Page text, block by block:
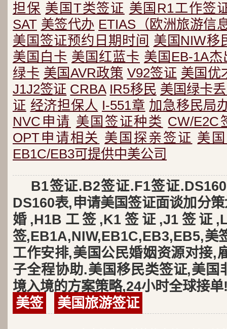
担保 美国T类签证 美国R1工作签
SAT 美签代办 ETIAS（欧洲旅游信
美国签证预约日期时间 美国NIW移
美国白卡 美国红蓝卡 美国EB-1A
绿卡 美国AVR政策 V92签证 美国优
J1J2签证 CRBA IR5移民 美国绿卡
证 经济担保人 I-551章 加急移民局
NVC申请 美国签证种类 CW/E2C
OPT申请相关 美国探亲签证 美
EB1C/EB3可提供中美公司
B1签证.B2签证.F1签证
DS160表,申请美国签证面谈加分
婚,H1B工签,K1签证,J1签证
签,EB1A,NIW,EB1C,EB3,EB5,美
工作安排,美国公民婚姻资源对接,
子全程协助.美国移民类签证,美国
境入境的方案策略,24小时全球接单
美签
美国旅游签证